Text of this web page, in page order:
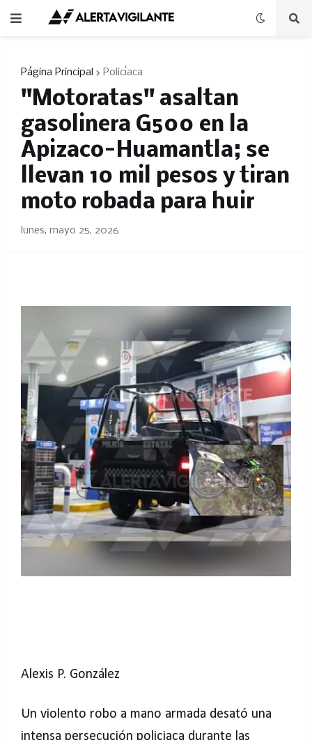
Página Principal Policíaca
"Motoratas" asaltan
gasolinera G500 en la
Apizaco-Huamantla; se
llevan 10 mil pesos y tiran
moto robada para huir
lunes, mayo 25, 2026
Alexis P. González
Un violento robo a mano armada desató una
intensa persecución policiaca durante las